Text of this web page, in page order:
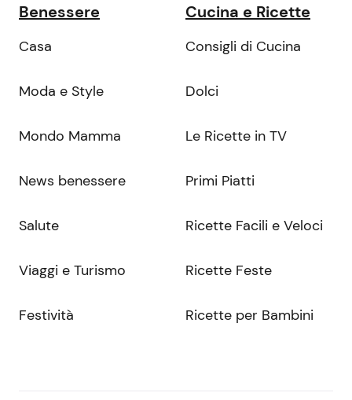
Benessere
Casa
Moda e Style
Mondo Mamma
News benessere
Salute
Viaggi e Turismo
Festività
Cucina e Ricette
Consigli di Cucina
Dolci
Le Ricette in TV
Primi Piatti
Ricette Facili e Veloci
Ricette Feste
Ricette per Bambini